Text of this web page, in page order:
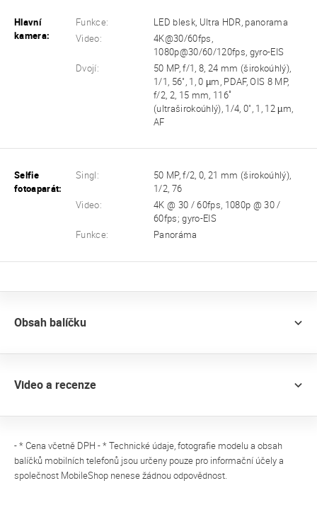
Hlavní
kamera:
Funkce:
LED blesk, Ultra HDR, panorama
Video:
4K@30/60fps,
1080p@30/60/120fps, gyro-EIS
Dvojí:
50 MP, f/1, 8, 24 mm (širokoúhlý),
1/1, 56", 1, 0 µm, PDAF, OIS 8 MP,
f/2, 2, 15 mm, 116˚
(ultraširokoúhlý), 1/4, 0", 1, 12 µm,
AF
Selfie
fotoaparát:
Singl:
50 MP, f/2, 0, 21 mm (širokoúhlý),
1/2, 76
Video:
4K @ 30 / 60fps, 1080p @ 30 /
60fps; gyro-EIS
Funkce:
Panoráma
Obsah balíčku
Video a recenze
- * Cena včetně DPH - * Technické údaje, fotografie modelu a obsah
balíčků mobilních telefonů jsou určeny pouze pro informační účely a
společnost MobileShop nenese žádnou odpovědnost.